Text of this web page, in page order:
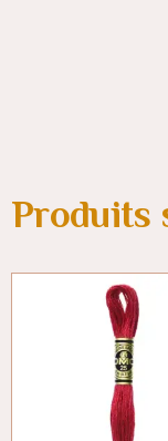
Produits